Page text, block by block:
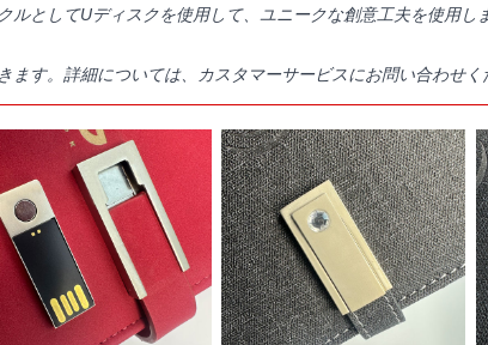
ルとしてUディスクを使用して、ユニークな創意工夫を使用
ます。詳細については、カスタマーサービスにお問い合わせく